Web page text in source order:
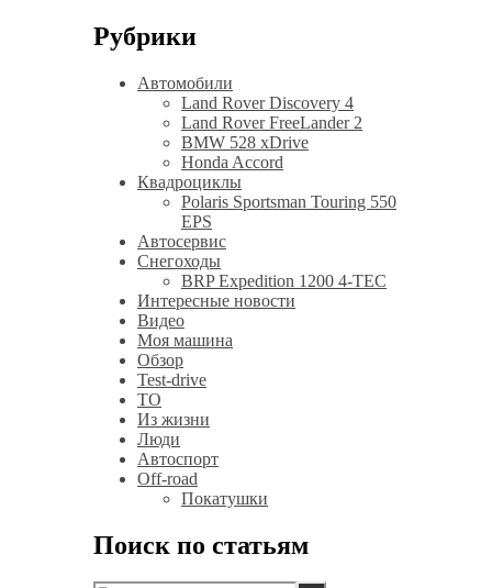
Рубрики
Автомобили
Land Rover Discovery 4
Land Rover FreeLander 2
BMW 528 xDrive
Honda Accord
Квадроциклы
Polaris Sportsman Touring 550
EPS
Автосервис
Снегоходы
BRP Expedition 1200 4-TEC
Интересные новости
Видео
Моя машина
Обзор
Test-drive
ТО
Из жизни
Люди
Автоспорт
Off-road
Покатушки
Поиск по статьям